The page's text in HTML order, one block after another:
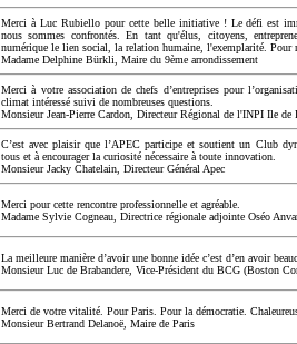
Merci à Luc Rubiello pour cette belle initiative ! Le défi est
nous sommes confrontés. En tant qu'élus, citoyens,
numérique le lien social, la relation humaine, l'exemplarité. Pour
Madame Delphine Bürkli, Maire du 9ème arrondissement
Merci à votre association de chefs d’entreprises pour
climat intéressé suivi de nombreuses questions.
Monsieur Jean-Pierre Cardon, Directeur Régional de l'INPI Ile de
C’est avec plaisir que l’APEC participe et soutient un Club
tous et à encourager la curiosité nécessaire à toute innovation.
Monsieur Jacky Chatelain, Directeur Général Apec
Merci pour cette rencontre professionnelle et agréable.
Madame Sylvie Cogneau, Directrice régionale adjointe Oséo
La meilleure manière d’avoir une bonne idée c’est d’en avoir
Monsieur Luc de Brabandere, Vice-Président du BCG (Boston
Merci de votre vitalité. Pour Paris. Pour la démocratie.
Monsieur Bertrand Delanoë, Maire de Paris